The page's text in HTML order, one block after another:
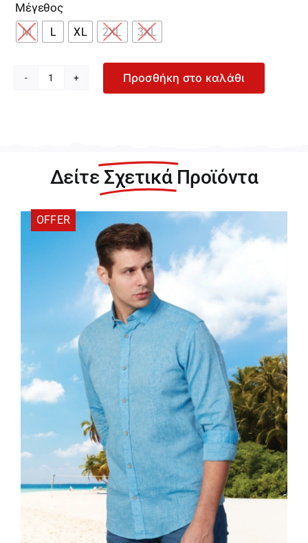
Μέγεθος
M L XL 2XL 3XL
Staff
Κοντομάνικη
Πουκαμίσα
204.055-
Sand
ποσότητα
Προσθήκη στο καλάθι
Δείτε Σχετικά Προϊόντα
OFFER